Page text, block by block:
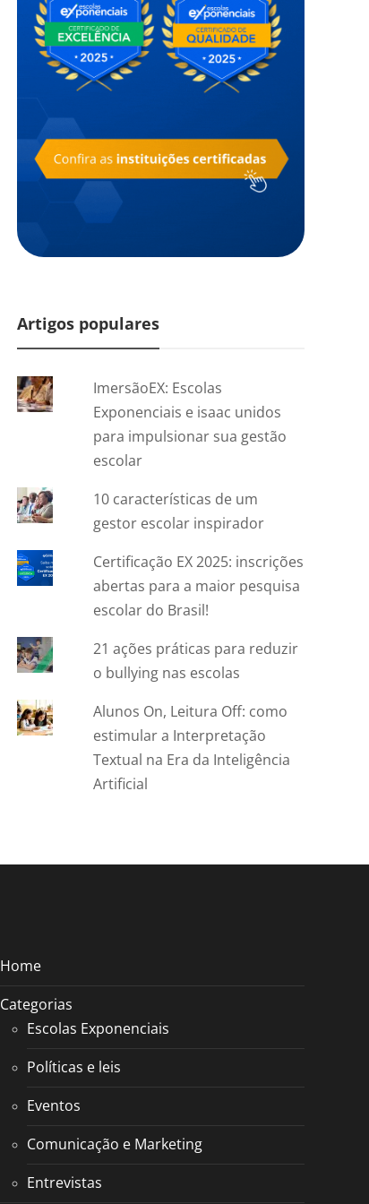
Artigos populares
ImersãoEX: Escolas
Exponenciais e isaac unidos
para impulsionar sua gestão
escolar
10 características de um
gestor escolar inspirador
Certificação EX 2025: inscrições
abertas para a maior pesquisa
escolar do Brasil!
21 ações práticas para reduzir
o bullying nas escolas
Alunos On, Leitura Off: como
estimular a Interpretação
Textual na Era da Inteligência
Artificial
Home
Categorias
Escolas Exponenciais
Políticas e leis
Eventos
Comunicação e Marketing
Entrevistas